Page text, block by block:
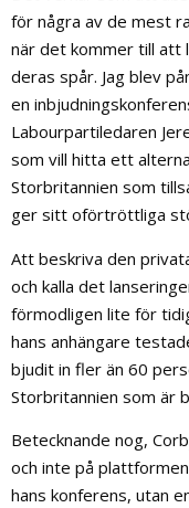
för några av de mest
när det kommer till att
deras spår. Jag blev
en
Labourpartiledaren
som vill hitta ett
Storbritannien som
ger sitt oförtröttliga
Att beskriva den
och kalla det
förmodligen lite för
hans anhängare
bjudit in fler än 60
Storbritannien som är
Betecknande nog,
och inte på
hans konferens, utan